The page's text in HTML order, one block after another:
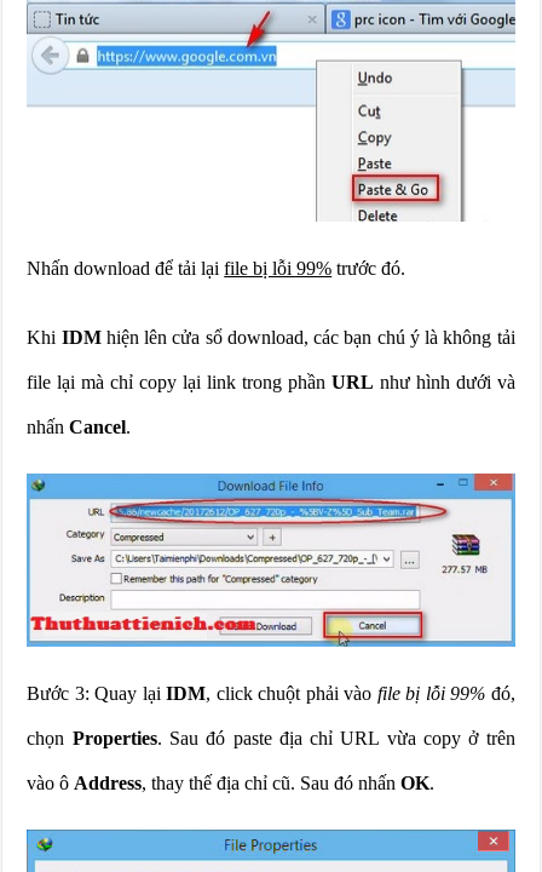
Nhấn download để tải lạifile bị lỗi 99% trước đó.
Khi IDMhiện lên cửa sổ download, các bạn chú ý là không tải
file lại mà chỉ copy lại link trong phần URL như hình dưới và
nhấnCancel.
Bước 3: Quay lạiIDM, click chuột phải vào file bị lỗi 99% đó,
chọn Properties. Sau đó paste địa chỉ URL vừa copy ở trên
vào ô Address, thay thế địa chỉ cũ. Sau đó nhấnOK.